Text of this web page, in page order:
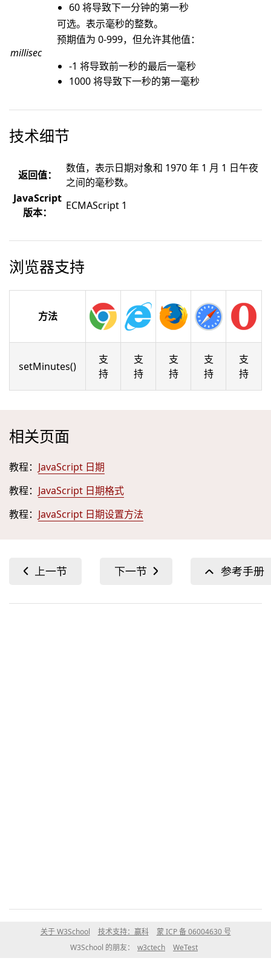
60 将导致下一分钟的第一秒
millisec
可选。表示毫秒的整数。
预期值为 0-999，但允许其他值：
-1 将导致前一秒的最后一毫秒
1000 将导致下一秒的第一毫秒
技术细节
返回值：
数值，表示日期对象和 1970 年 1 月 1 日午夜
之间的毫秒数。
JavaScript
版本：
ECMAScript 1
浏览器支持
方法
setMinutes()
支
持
支
持
支
持
支
持
支
持
相关页面
教程： JavaScript 日期
教程： JavaScript 日期格式
教程： JavaScript 日期设置方法
关于 W3School 技术支持：赢科
蒙 ICP 备 06004630 号
W3School 的朋友：
w3ctech WeTest